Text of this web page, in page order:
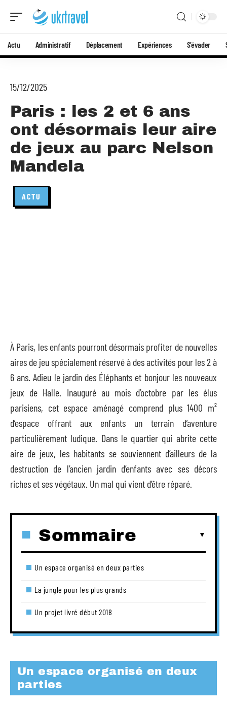
Actu Administratif Déplacement Expériences S’évader
15/12/2025
Paris : les 2 et 6 ans
ont désormais leur aire
de jeux au parc Nelson
Mandela
ACTU
À Paris, les enfants pourront désormais profiter de nouvelles
aires de jeu spécialement réservé à des activités pour les 2 à
6 ans. Adieu le jardin des Éléphants et bonjour les nouveaux
jeux de Halle. Inauguré au mois d’octobre par les élus
parisiens, cet espace aménagé comprend plus 1400 m²
d’espace offrant aux enfants un terrain d’aventure
particulièrement ludique. Dans le quartier qui abrite cette
aire de jeux, les habitants se souviennent d’ailleurs de la
destruction de l’ancien jardin d’enfants avec ses décors
riches et ses végétaux. Un mal qui vient d’être réparé.
Sommaire
Un espace organisé en deux parties
La jungle pour les plus grands
Un projet livré début 2018
Un espace organisé en deux
parties